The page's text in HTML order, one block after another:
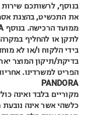
בנוסף, לרשותכם
לתקן או להחליף
בידי הלקוח ו/או לא
הפריט למשרדינו.
PANDORA
מקוריים בלבד ואינה
כלשהי אשר אינה נובעת